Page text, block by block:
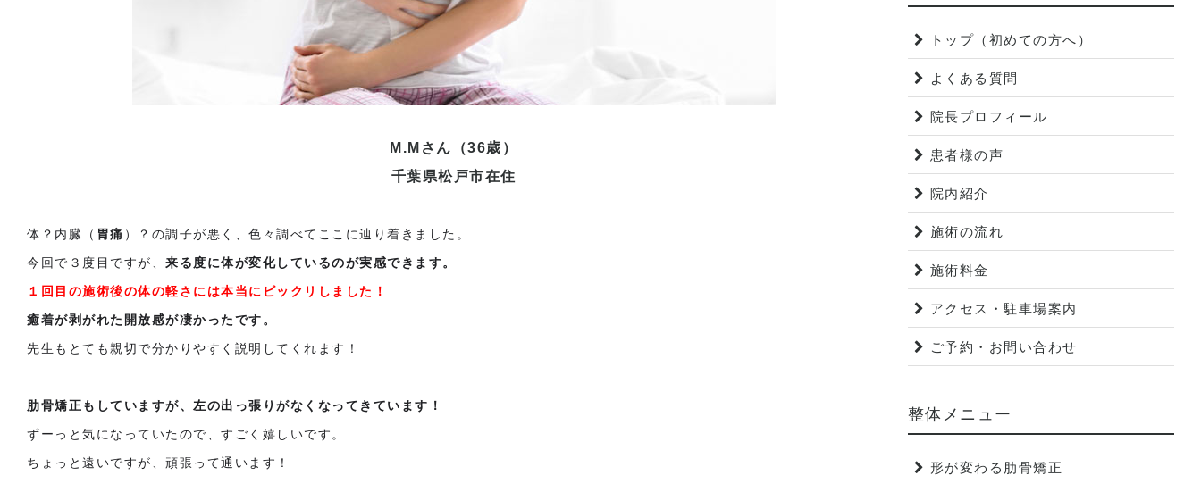
M.Mさん（36歳）
千葉県松戸市在住
体？内臓（ 胃痛 ）？の調子が悪く、色々調べてここに辿り着きました。
今回で３度目ですが、 来る度に体が変化しているのが実感できます。
１回目の施術後の体の軽さには本当にビックリしました！
癒着が剥がれた開放感が凄かったです。
先生もとても親切で分かりやすく説明してくれます！
肋骨矯正もしていますが、左の出っ張りがなくなってきています！
ずーっと気になっていたので、すごく嬉しいです。
ちょっと遠いですが、頑張って通います！
トップ（初めての方へ）
よくある質問
院長プロフィール
患者様の声
院内紹介
施術の流れ
施術料金
アクセス・駐車場案内
ご予約・お問い合わせ
整体メニュー
形が変わる肋骨矯正